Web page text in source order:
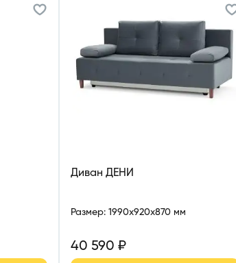
Диван ДЕНИ
Размер: 1990x920x870 мм
40 590 ₽